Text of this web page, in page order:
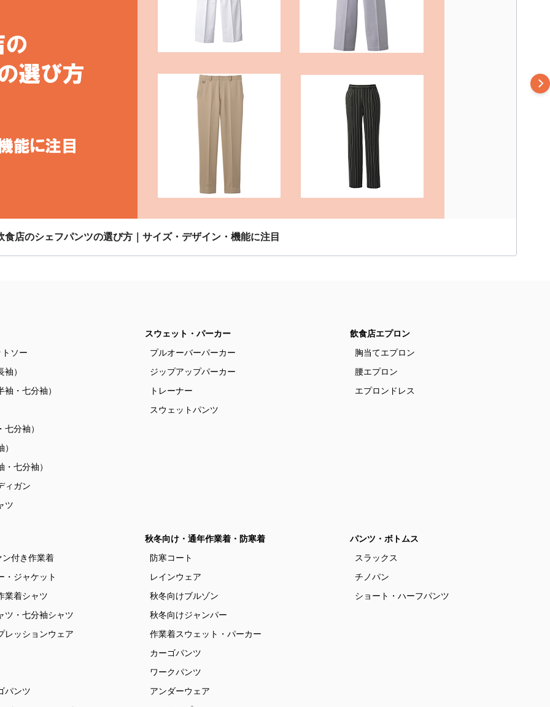
食店のシェフパンツの選び方｜サイズ・デザイン・機能に注目
ソー
）
・七分袖）
分袖）
七分袖）
ィガン
ツ
スウェット・パーカー
プルオーバーパーカー
ジップアップパーカー
トレーナー
スウェットパンツ
飲食店エプロン
胸当てエプロン
腰エプロン
エプロンドレス
付き作業着
・ジャケット
業着シャツ
ツ・七分袖シャツ
レッションウェア
パンツ
秋冬向け・通年作業着・防寒着
防寒コート
レインウェア
秋冬向けブルゾン
秋冬向けジャンパー
作業着スウェット・パーカー
カーゴパンツ
ワークパンツ
アンダーウェア
パンツ・ボトムス
スラックス
チノパン
ショート・ハーフパンツ